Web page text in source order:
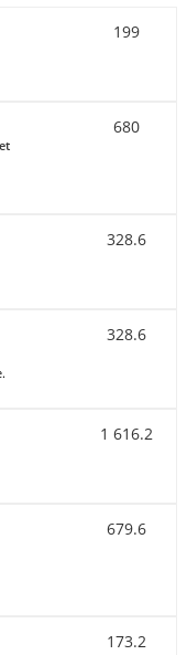
199
680
328.6
328.6
1 616.2
679.6
173.2